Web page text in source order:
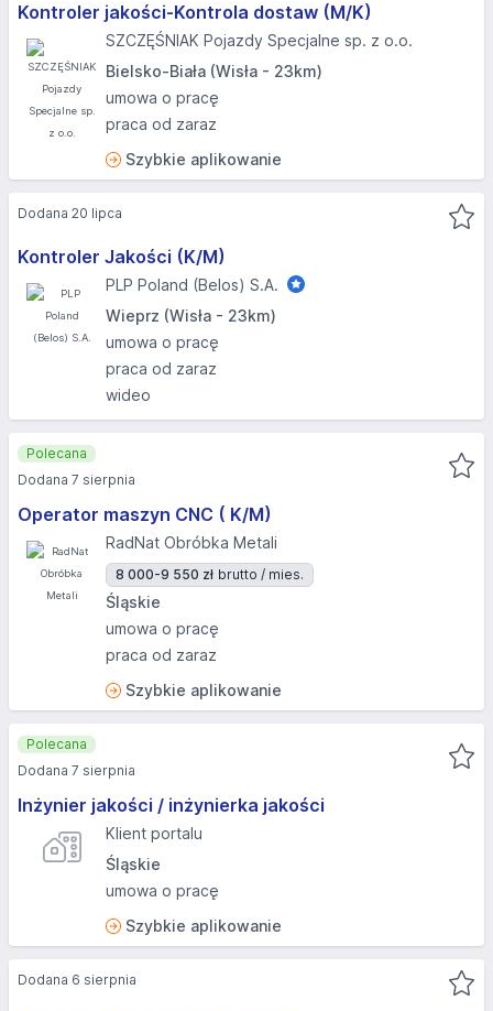
Kontroler jakości-Kontrola dostaw (M/K)
SZCZĘŚNIAK Pojazdy Specjalne sp. z o.o.
Bielsko-Biała (Wisła - 23km)
umowa o pracę
praca od zaraz
Szybkie aplikowanie
Kontroler Jakości (K/M)
PLP Poland (Belos) S.A.
Wieprz (Wisła - 23km)
umowa o pracę
praca od zaraz
wideo
Dodana 20 lipca
Operator maszyn CNC ( K/M)
RadNat Obróbka Metali
8 000-9 550 zł brutto / mies.
Śląskie
umowa o pracę
praca od zaraz
Szybkie aplikowanie
Polecana
Dodana 7 sierpnia
Inżynier jakości / inżynierka jakości
Klient portalu
Śląskie
umowa o pracę
Szybkie aplikowanie
Polecana
Dodana 7 sierpnia
Dodana 6 sierpnia